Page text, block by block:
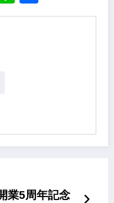
業5周年記念